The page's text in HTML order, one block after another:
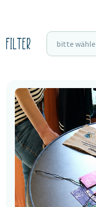
Filter